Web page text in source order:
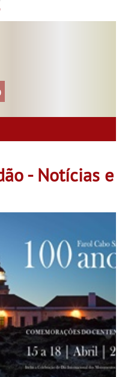
- Notícias e